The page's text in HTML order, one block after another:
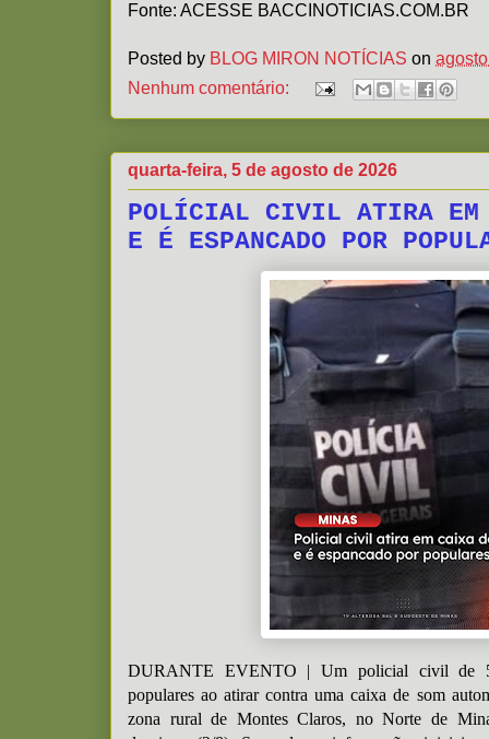
Fonte: ACESSE BACCINOTICIAS.COM.BR
Posted by BLOG MIRON NOTÍCIAS on
Nenhum comentário:
quarta-feira, 5 de agosto de 2026
POLÍCIAL CIVIL ATIRA EM
E É ESPANCADO POR
DURANTE EVENTO | Um policial civil de
populares ao atirar contra uma caixa de som
zona rural de Montes Claros, no Norte de